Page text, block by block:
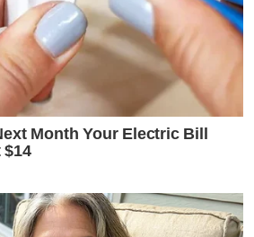
Month Your Electric Bill
$14